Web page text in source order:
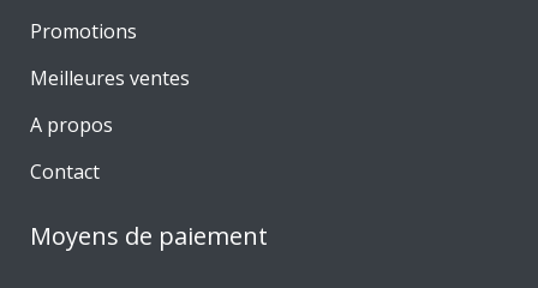
Promotions
Meilleures ventes
A propos
Contact
Moyens de paiement